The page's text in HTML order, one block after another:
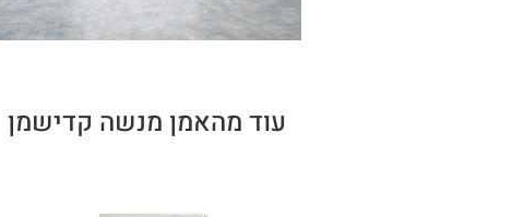
עוד מהאמן מנשה קדישמן